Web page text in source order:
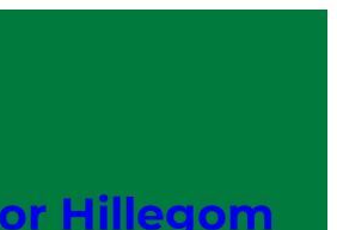
Hillegom